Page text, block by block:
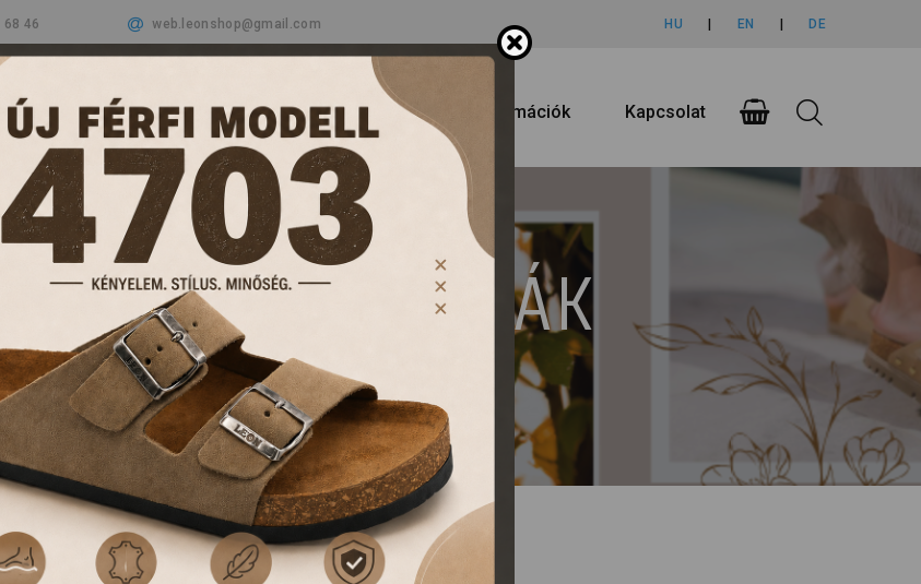
68 46 web.leonshop@gmail.com HU EN DE
Termékeink Aktualitások Vásárlási információk Kapcsolat
ÉS KLUMPÁK